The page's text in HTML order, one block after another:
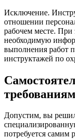
Исключение.
отношении
рабочем месте.
необходимую
выполнения работ
инструктажей по
Допустим, вы
потребуется самим